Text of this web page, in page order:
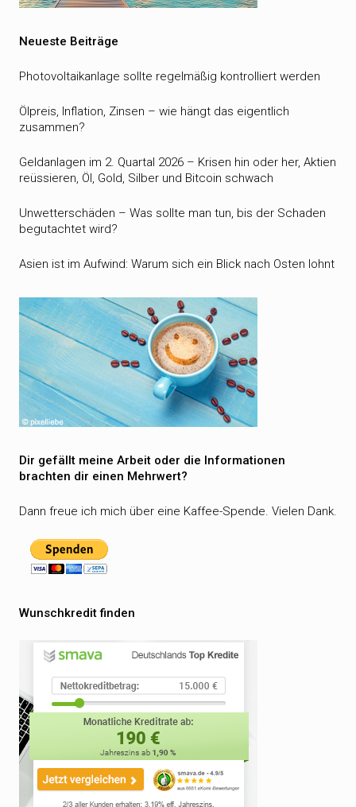
Neueste Beiträge
Photovoltaikanlage sollte regelmäßig kontrolliert werden
Ölpreis, Inflation, Zinsen – wie hängt das eigentlich
zusammen?
Geldanlagen im 2. Quartal 2026 – Krisen hin oder her, Aktien
reüssieren, Öl, Gold, Silber und Bitcoin schwach
Unwetterschäden – Was sollte man tun, bis der Schaden
begutachtet wird?
Asien ist im Aufwind: Warum sich ein Blick nach Osten lohnt
Dir gefällt meine Arbeit oder die Informationen
brachten dir einen Mehrwert?
Dann freue ich mich über eine Kaffee-Spende. Vielen Dank.
Wunschkredit finden